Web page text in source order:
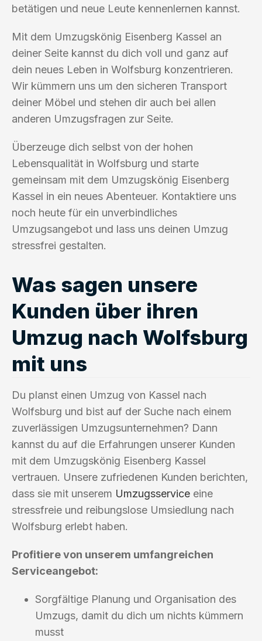
betätigen und neue Leute kennenlernen kannst.
Mit dem Umzugskönig Eisenberg Kassel an
deiner Seite kannst du dich voll und ganz auf
dein neues Leben in Wolfsburg konzentrieren.
Wir kümmern uns um den sicheren Transport
deiner Möbel und stehen dir auch bei allen
anderen Umzugsfragen zur Seite.
Überzeuge dich selbst von der hohen
Lebensqualität in Wolfsburg und starte
gemeinsam mit dem Umzugskönig Eisenberg
Kassel in ein neues Abenteuer. Kontaktiere uns
noch heute für ein unverbindliches
Umzugsangebot und lass uns deinen Umzug
stressfrei gestalten.
Was sagen unsere
Kunden über ihren
Umzug nach Wolfsburg
mit uns
Du planst einen Umzug von Kassel nach
Wolfsburg und bist auf der Suche nach einem
zuverlässigen Umzugsunternehmen? Dann
kannst du auf die Erfahrungen unserer Kunden
mit dem Umzugskönig Eisenberg Kassel
vertrauen. Unsere zufriedenen Kunden berichten,
dass sie mit unserem Umzugsservice eine
stressfreie und reibungslose Umsiedlung nach
Wolfsburg erlebt haben.
Profitiere von unserem umfangreichen
Serviceangebot:
Sorgfältige Planung und Organisation des
Umzugs, damit du dich um nichts kümmern
musst